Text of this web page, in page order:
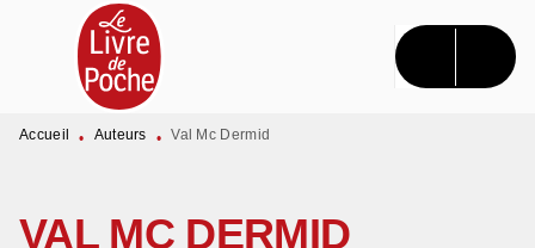
MENU RECHERCHE CONTENU
PIED DE PAGE
Accueil • Auteurs • Val Mc Dermid
VAL MC DERMID